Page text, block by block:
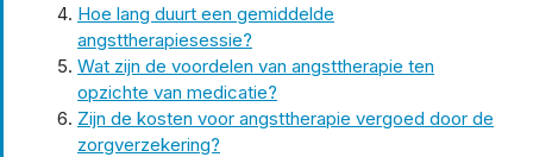
Hoe lang duurt een gemiddelde
angsttherapiesessie?
Wat zijn de voordelen van angsttherapie ten
opzichte van medicatie?
Zijn de kosten voor angsttherapie vergoed door de
zorgverzekering?